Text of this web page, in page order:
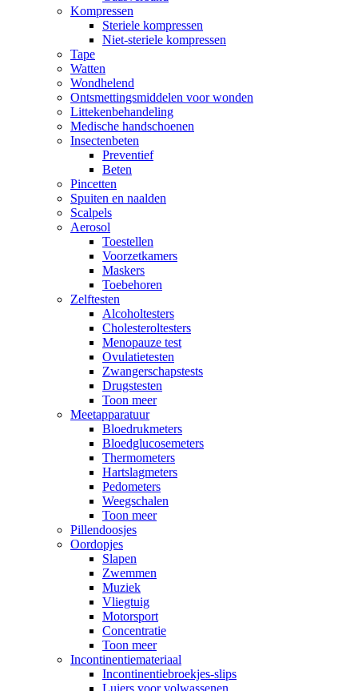
Kompressen
Steriele kompressen
Niet-steriele kompressen
Tape
Watten
Wondhelend
Ontsmettingsmiddelen voor wonden
Littekenbehandeling
Medische handschoenen
Insectenbeten
Preventief
Beten
Pincetten
Spuiten en naalden
Scalpels
Aerosol
Toestellen
Voorzetkamers
Maskers
Toebehoren
Zelftesten
Alcoholtesters
Cholesteroltesters
Menopauze test
Ovulatietesten
Zwangerschapstests
Drugstesten
Toon meer
Meetapparatuur
Bloedrukmeters
Bloedglucosemeters
Thermometers
Hartslagmeters
Pedometers
Weegschalen
Toon meer
Pillendoosjes
Oordopjes
Slapen
Zwemmen
Muziek
Vliegtuig
Motorsport
Concentratie
Toon meer
Incontinentiemateriaal
Incontinentiebroekjes-slips
Luiers voor volwassenen